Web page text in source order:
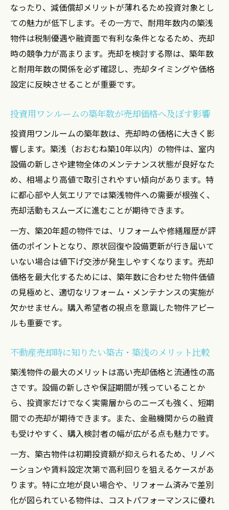
不動産売却に有利な築年数のワンルームを
選ぶコツ
築年数がもたらすワンルーム投資の収益性
の違い
不動産売却成功のための築年数別メリット
比較
耐用年数から見るワンルーム投資の築年数
築年数で変わる投資用ワンルームの売却価
㎡数で見る投資用ワンルームの魅力と落とし穴
不動産売却で知っておきたいワンルームの
㎡事情
投資用ワンルームの㎡数が生む利回りの差
㎡数ごとの不動産売却で起こりやすい失敗
パターン
不動産売却で活かすワンルームの㎡別戦略
とは
広さ選びが不動産売却時の価値に与える影
響
不動産売却で築年数と㎡の最適なバランス
を探る
築年数×㎡が不動産売却価格に与える影響
分析
投資用ワンルーム売却に役立つ築年数と広
さの考え方
不動産売却で築年数と㎡をどう評価すべき
か
築年数と㎡の組み合わせによる売却成功の
秘訣
なったり、減価償却メリットが薄れるため投資対象とし
ての魅力が低下します。その一方で、耐用年数内の築浅
物件は税制優遇や融資面で有利な条件となるため、売却
時の競争力が高まります。売却を検討する際は、築年数
と耐用年数の関係を必ず確認し、売却タイミングや価格
設定に反映させることが重要です。
投資用ワンルームの築年数が売却価格へ及ぼす影響
投資用ワンルームの築年数は、売却時の価格に大きく影
響します。築浅（おおむね築10年以内）の物件は、室内
設備の新しさや建物全体のメンテナンス状態が良好なた
め、相場より高値で取引されやすい傾向があります。特
に都心部や人気エリアでは築浅物件への需要が根強く、
売却活動もスムーズに進むことが期待できます。
一方、築20年超の物件では、リフォームや修繕履歴が評
価のポイントとなり、原状回復や設備更新が行き届いて
いない場合は値下げ交渉が発生しやすくなります。売却
価格を最大化するためには、築年数に合わせた物件価値
の見極めと、適切なリフォーム・メンテナンスの実施が
欠かせません。購入希望者の視点を意識した物件アピー
ルも重要です。
不動産売却時に知りたい築古・築浅のメリット比較
築浅物件の最大のメリットは高い売却価格と流通性の高
さです。設備の新しさや保証期間が残っていることか
ら、投資家だけでなく実需層からのニーズも強く、短期
間での売却が期待できます。また、金融機関からの融資
も受けやすく、購入検討者の幅が広がる点も魅力です。
一方、築古物件は初期投資額が抑えられるため、リノベ
ーションや賃料設定次第で高利回りを狙えるケースがあ
ります。特に立地が良い場合や、リフォーム済みで差別
化が図られている物件は、コストパフォーマンスに優れ